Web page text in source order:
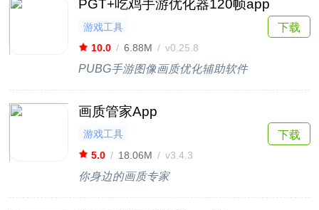
PGT+吃鸡手游优化器120帧app
游戏工具
10.0 / 6.88M / v0.25.8
PUBG手游图像画质优化辅助软件
下载
画质管家App
游戏工具
5.0 / 18.06M / v3.4.3
你身边的画质专家
下载